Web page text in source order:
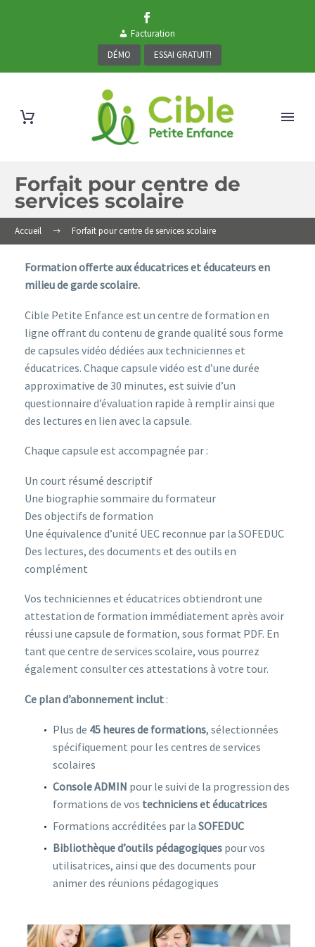
Facturation
DÉMO
ESSAI GRATUIT!
Forfait pour centre de
services scolaire
Accueil Forfait pour centre de services scolaire
Formation offerte aux éducatrices et éducateurs en
milieu de garde scolaire.
Cible Petite Enfance est un centre de formation en
ligne offrant du contenu de grande qualité sous forme
de capsules vidéo dédiées aux techniciennes et
éducatrices. Chaque capsule vidéo est d’une durée
approximative de 30 minutes, est suivie d’un
questionnaire d’évaluation rapide à remplir ainsi que
des lectures en lien avec la capsule.
Chaque capsule est accompagnée par :
Un court résumé descriptif
Une biographie sommaire du formateur
Des objectifs de formation
Une équivalence d’unité UEC reconnue par la SOFEDUC
Des lectures, des documents et des outils en
complément
Vos techniciennes et éducatrices obtiendront une
attestation de formation immédiatement après avoir
réussi une capsule de formation, sous format PDF. En
tant que centre de services scolaire, vous pourrez
également consulter ces attestations à votre tour.
Ce plan d’abonnement inclut :
Plus de 45 heures de formations, sélectionnées
spécifiquement pour les centres de services
scolaires
Console ADMIN pour le suivi de la progression des
formations de vos techniciens et éducatrices
Formations accréditées par la SOFEDUC
Bibliothèque d’outils pédagogiques pour vos
utilisatrices, ainsi que des documents pour
animer des réunions pédagogiques